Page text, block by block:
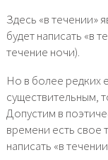
Здесь «в течении»
будет написать «в
течение ночи).
Но в более редких
существительным,
Допустим в
времени есть свое
написать «в